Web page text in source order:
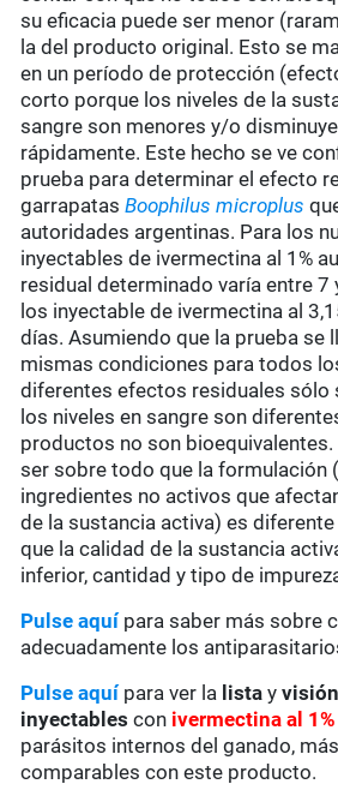
su eficacia puede ser menor
la del producto original. Esto se
en un período de protección
corto porque los niveles de la
sangre son menores y/o
rápidamente. Este hecho se ve
prueba para determinar el efecto
garrapatasBoophilus microplus
autoridades argentinas. Para los
inyectables de ivermectina al 1%
residual determinado varía entre 7
los inyectable de ivermectina al
días. Asumiendo que la prueba se
mismas condiciones para todos
diferentes efectos residuales sólo
los niveles en sangre son
productos no son bioequivalentes.
ser sobre todo que la formulación
ingredientes no activos que
de la sustancia activa) es
que la calidad de la sustancia
inferior, cantidad y tipo de
Pulse aquípara saber más sobre
adecuadamente los
Pulse aquí para ver la lista y
inyectables con ivermectina al 1%
parásitos internos del ganado,
comparables con este producto.